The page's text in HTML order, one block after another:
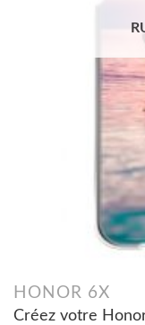
HONOR 6X
Créez votre